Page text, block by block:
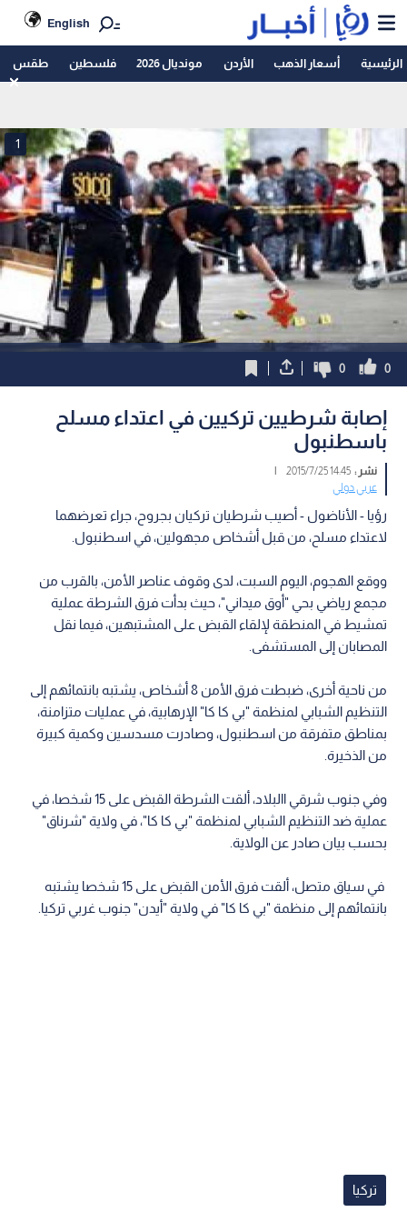
English
الرئيسية أسعار الذهب الأردن مونديال 2026 فلسطين طقس
1
0
0
إصابة شرطيين تركيين في اعتداء مسلح
باسطنبول
نشر :14:45 2015/7/25
|
عربي دولي
رؤيا - الأناضول - أصيب شرطيان تركيان بجروح، جراء تعرضهما
لاعتداء مسلح، من قبل أشخاص مجهولين، في اسطنبول.
ووقع الهجوم، اليوم السبت، لدى وقوف عناصر الأمن، بالقرب من
مجمع رياضي بحي "أوق ميداني"، حيث بدأت فرق الشرطة عملية
تمشيط في المنطقة لإلقاء القبض على المشتبهين، فيما نقل
المصابان إلى المستشفى.
من ناحية أخرى، ضبطت فرق الأمن 8 أشخاص، يشتبه بانتمائهم إلى
التنظيم الشبابي لمنظمة "بي كا كا" الإرهابية، في عمليات متزامنة،
بمناطق متفرقة من اسطنبول، وصادرت مسدسين وكمية كبيرة
من الذخيرة.
وفي جنوب شرقي االبلاد، ألقت الشرطة القبض على 15 شخصا، في
عملية ضد التنظيم الشبابي لمنظمة "بي كا كا"، في ولاية "شرناق"
بحسب بيان صادر عن الولاية.
في سياق متصل، ألقت فرق الأمن القبض على 15 شخصا يشتبه
بانتمائهم إلى منظمة "بي كا كا" في ولاية "أيدن" جنوب غربي تركيا.
تركيا